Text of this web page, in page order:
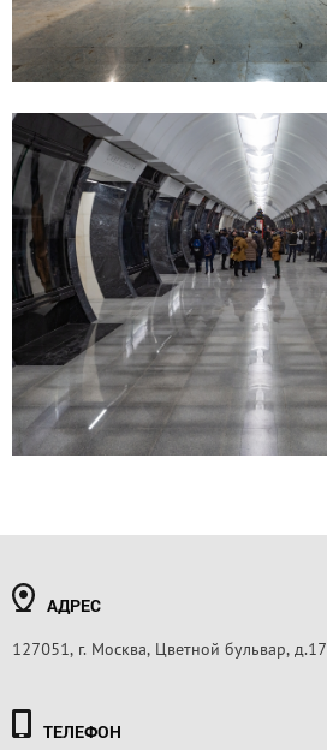
АДРЕС
127051, г. Москва, Цветной бульвар, д.17
ТЕЛЕФОН